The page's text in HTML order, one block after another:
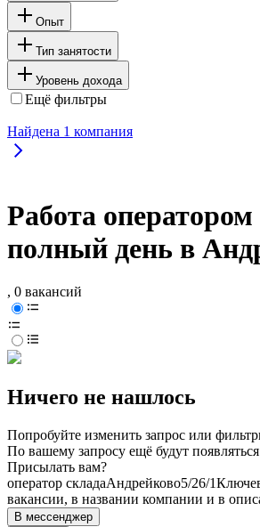
Опыт
Тип занятости
Уровень дохода
Ещё фильтры
Найдена 1 компания
Работа оператором
полный день в
, 0 вакансий
Ничего не нашлось
Попробуйте изменить запрос или
По вашему запросу ещё будут
Присылать вам?
оператор складаАндрейково5/26/1
вакансии, в названии компании и в
В мессенджер